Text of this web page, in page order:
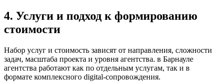
4. Услуги и подход к формированию
стоимости
Набор услуг и стоимость зависят от направления, сложности
задач, масштаба проекта и уровня агентства. в Барнауле
агентства работают как по отдельным услугам, так и в
формате комплексного digital-сопровождения.